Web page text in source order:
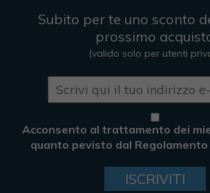
Subito per te uno sconto
prossimo
(valido solo per utenti
Acconsento al trattamento dei
quanto pevisto dal Regolamento
ISCRIVITI